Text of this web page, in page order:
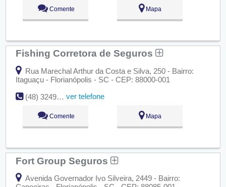
Comente Mapa
Fishing Corretora de Seguros
Rua Marechal Arthur da Costa e Silva, 250 - Bairro:
Itaguaçu - Florianópolis - SC - CEP: 88000-001
(48) 3249-0660
ver telefone
Comente Mapa
Fort Group Seguros
Avenida Governador Ivo Silveira, 2449 - Bairro: